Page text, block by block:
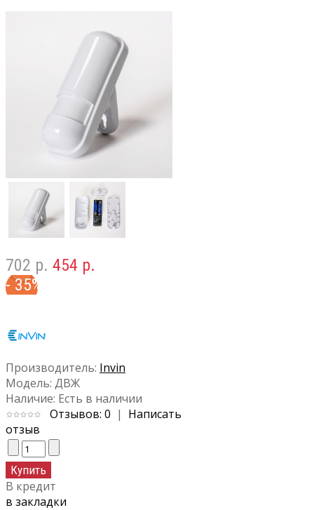
702 р. 454 р.
- 35%
Производитель: Invin
Модель: ДВЖ
Наличие: Есть в наличии
Отзывов: 0 | Написать
отзыв
В кредит
в закладки